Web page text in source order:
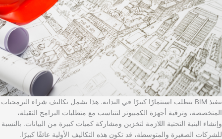
تنفيذ BIM يتطلب استثمارًا كبيرًا في البداية. هذا يشمل تكاليف شراء البرمجيات
المتخصصة، وترقية أجهزة الكمبيوتر لتتناسب مع متطلبات البرامج الثقيلة،
وإنشاء البنية التحتية اللازمة لتخزين ومشاركة كميات كبيرة من البيانات. بالنسبة
للشركات الصغيرة والمتوسطة، قد تكون هذه التكاليف الأولية عائقًا كبيرًا.